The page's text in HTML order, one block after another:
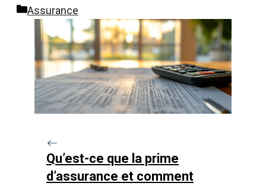
Catégories
Assurance
Qu’est-ce que la prime
d’assurance et comment